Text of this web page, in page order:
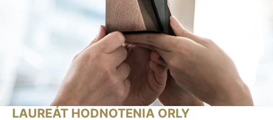
LAUREÁT HODNOTENIA ORLY